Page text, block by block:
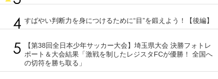
すばやい判断力を身につけるために“目”を鍛えよう！【後編】
【第38回全日本少年サッカー大会】埼玉県大会 決勝フォトレ
ポート＆大会結果「激戦を制したレジスタFCが優勝！ 全国へ
の切符を勝ち取る」